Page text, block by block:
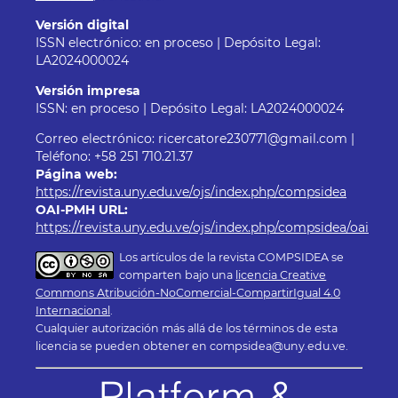
Versión digital
ISSN electrónico: en proceso | Depósito Legal:
LA2024000024
Versión impresa
ISSN: en proceso | Depósito Legal: LA2024000024
Correo electrónico: ricercatore230771@gmail.com |
Teléfono: +58 251 710.21.37
Página web:
https://revista.uny.edu.ve/ojs/index.php/compsidea
OAI-PMH URL:
https://revista.uny.edu.ve/ojs/index.php/compsidea/oai
Los artículos de la revista COMPSIDEA se
comparten bajo una licencia Creative
Commons Atribución-NoComercial-CompartirIgual 4.0
Internacional .
Cualquier autorización más allá de los términos de esta
licencia se pueden obtener en compsidea@uny.edu.ve.